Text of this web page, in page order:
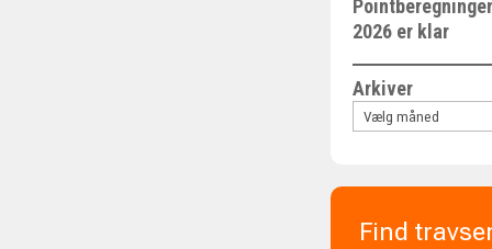
2026 er klar
Arkiver
Find